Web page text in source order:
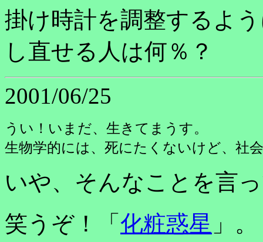
掛け時計を調整するよ
し直せる人は何％？
2001/06/25
うい！いまだ、生きてまうす。
生物学的には、死にたくないけど、社
いや、そんなことを言
笑うぞ！「 化粧惑星 」